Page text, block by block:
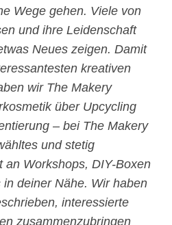
Wege gehen. Viele von
und ihre Leidenschaft
Neues zeigen. Damit
kreativen
wir The Makery
über Upcycling
– bei The Makery
und stetig
an Workshops, DIY-Boxen
deiner Nähe. Wir haben
interessierte
zusammenzubringen